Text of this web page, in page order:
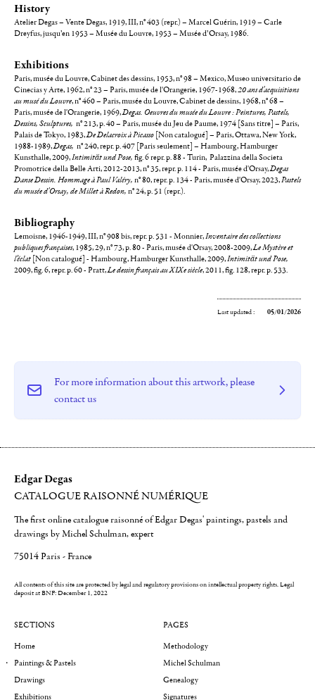
History
Atelier Degas – Vente Degas, 1919, III, n° 403 (repr.) – Marcel Guérin, 1919 – Carle
Dreyfus, jusqu’en 1953 – Musée du Louvre, 1953 – Musée d’Orsay, 1986.
Exhibitions
Paris, musée du Louvre, Cabinet des dessins, 1953, n° 98 – Mexico, Museo universitario de
Cinecias y Arte, 1962, n° 23 – Paris, musée de l'Orangerie, 1967-1968,20 ans d'acquisitions
au musé du Louvre, n° 460 – Paris, musée du Louvre, Cabinet de dessins, 1968, n° 68 –
Paris, musée de l'Orangerie, 1969,Degas. Oeuvres du musée du Louvre : Peintures, Pastels,
Dessins, Sculptures, n° 213, p. 40 – Paris, musée du Jeu de Paume, 1974 [Sans titre] – Paris,
Palais de Tokyo, 1983,De Delacroix à Picasso [Non catalogué] – Paris, Ottawa, New York,
1988-1989,Degas, n° 240, repr. p. 407 [Paris seulement] – Hambourg, Hamburger
Kunsthalle, 2009,Intimität und Pose, fig. 6 repr. p. 88 - Turin, Palazzina della Societa
Promotrice della Belle Arti, 2012-2013, n° 35, repr. p. 114 - Paris, musée d'Orsay,Degas
Danse Dessin. Hommage à Paul Valéry, n° 80, repr. p. 134 - Paris, musée d'Orsay, 2023,Pastels
du musée d'Orsay, de Millet à Redon, n° 24, p. 51 (repr.).
Bibliography
Lemoisne, 1946-1949, III, n° 908 bis, repr. p. 531 - Monnier,Inventaire des collections
publiques françaises, 1985, 29, n° 73, p. 80 - Paris, musée d'Orsay, 2008-2009,LeMystère et
l’éclat [Non catalogué] - Hambourg, Hamburger Kunsthalle, 2009,Intimität und Pose,
2009, fig. 6, repr. p. 60 - Pratt,Le dessin français au XIXe siècle, 2011, fig. 128, repr. p. 533.
Last updated : 05/01/2026
For more information about this artwork, please
contact us
Edgar Degas
CATALOGUE RAISONNÉ NUMÉRIQUE
The first online catalogue raisonné of Edgar Degas' paintings, pastels and
drawings by Michel Schulman, expert
75014 Paris - France
All contents of this site are protected by legal and regulatory provisions on intellectual property rights.Legal
deposit at BNF: December 1, 2022
SECTIONS
Home
Paintings & Pastels
Drawings
Exhibitions
PAGES
Methodology
Michel Schulman
Genealogy
Signatures